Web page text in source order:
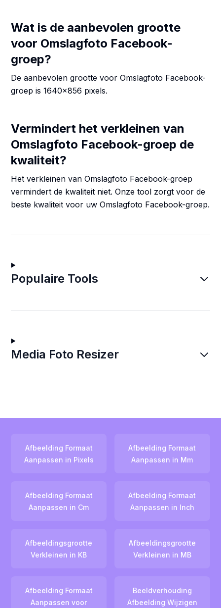
Wat is de aanbevolen grootte
voor Omslagfoto Facebook-
groep?
De aanbevolen grootte voor Omslagfoto Facebook-
groep is 1640x856 pixels.
Vermindert het verkleinen van
Omslagfoto Facebook-groep de
kwaliteit?
Het verkleinen van Omslagfoto Facebook-groep
vermindert de kwaliteit niet. Onze tool zorgt voor de
beste kwaliteit voor uw Omslagfoto Facebook-groep.
Populaire Tools
Media Foto Resizer
Afbeelding Formaat
Aanpassen in Pixels
Afbeelding Formaat
Aanpassen in Mm
Afbeelding Formaat
Aanpassen in Cm
Afbeelding Formaat
Aanpassen in Inch
Afbeeldingsgrootte
Verkleinen in KB
Afbeeldingsgrootte
Verkleinen in MB
Afbeelding Formaat
Aanpassen voor
Beeldverhouding
Afbeelding Wijzigen